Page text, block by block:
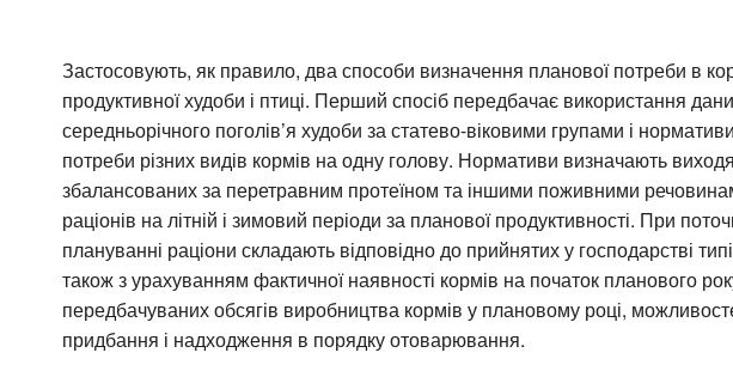
Застосовують, як правило, два способи визначення планової потреби в
продуктивної худоби і птиці. Перший спосіб передбачає використання
середньорічного поголів’я худоби за статево-віковими групами і
потреби різних видів кормів на одну голову. Нормативи визначають
збалансованих за перетравним протеїном та іншими поживними
раціонів на літній і зимовий періоди за планової продуктивності. При
плануванні раціони складають відповідно до прийнятих у господарстві
також з урахуванням фактичної наявності кормів на початок планового
передбачуваних обсягів виробництва кормів у плановому році,
придбання і надходження в порядку отоварювання.